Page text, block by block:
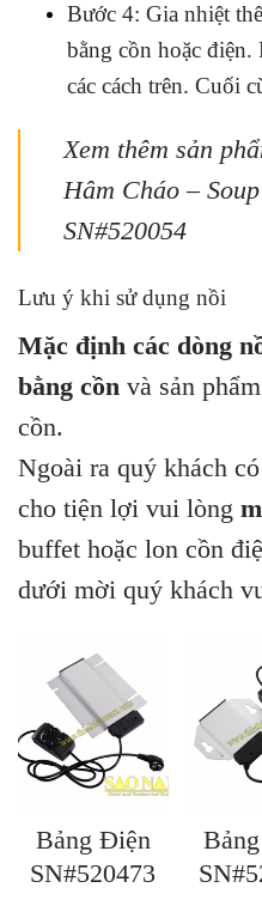
Bước 4: Gia nhiệt
bằng cồn hoặc
các cách trên. Cuối
Xem thêm sản
Hâm Cháo –
SN#520054
Lưu ý khi sử dụng nồi
Mặc định các dòng
bằng cồn và sản
cồn.
Ngoài ra quý khách
cho tiện lợi vui lòng
buffet hoặc lon cồn
dưới mời quý khách
Bảng Điện
SN#520473